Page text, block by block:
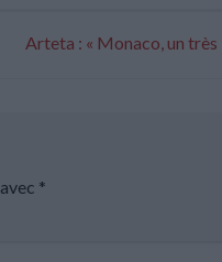
Arteta : « Monaco, un très
*